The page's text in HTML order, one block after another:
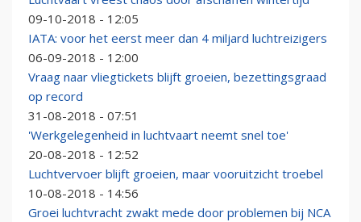
09-10-2018 - 12:05
IATA: voor het eerst meer dan 4 miljard luchtreizigers
06-09-2018 - 12:00
Vraag naar vliegtickets blijft groeien, bezettingsgraad
op record
31-08-2018 - 07:51
'Werkgelegenheid in luchtvaart neemt snel toe'
20-08-2018 - 12:52
Luchtvervoer blijft groeien, maar vooruitzicht troebel
10-08-2018 - 14:56
Groei luchtvracht zwakt mede door problemen bij NCA